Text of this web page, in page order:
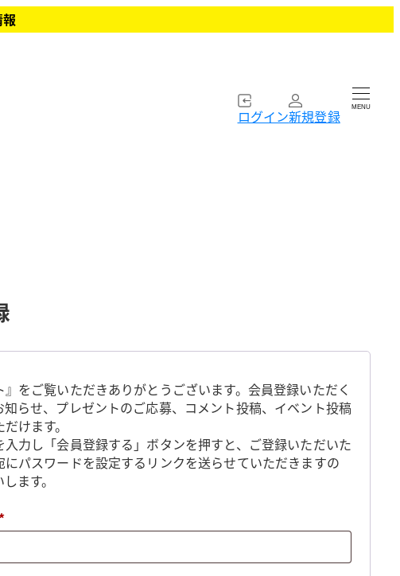
ログイン新規登録 MENU
』をご覧いただきありがとうございます。会員登録いただく
知らせ、プレゼントのご応募、コメント投稿、イベント投稿
けます。
入力し「会員登録する」ボタンを押すと、ご登録いただいた
にパスワードを設定するリンクを送らせていただきますの
ます。
*必